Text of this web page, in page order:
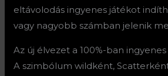
eltávolodás ingyenes játékot
vagy nagyobb számban jelenik
Az új élvezet a 100%-ban
A szimbólum wildként,